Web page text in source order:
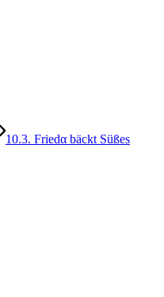
10.3. Friedα bäckt Süßes